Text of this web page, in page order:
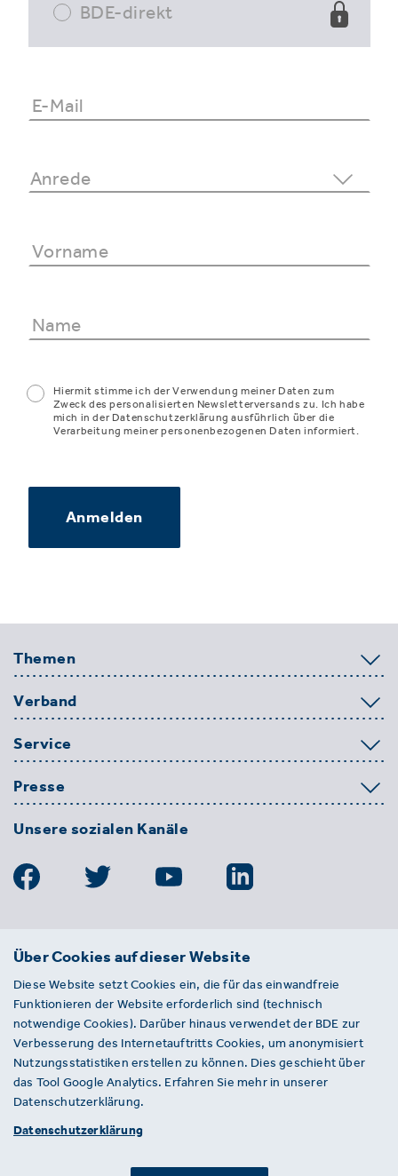
BDE-direkt
Hiermit stimme ich der Verwendung meiner Daten zum
Zweck des personalisierten Newsletterversands zu. Ich habe
mich in der Datenschutzerklärung ausführlich über die
Verarbeitung meiner personenbezogenen Daten informiert.
Anmelden
Themen
Verband
Service
Presse
Unsere sozialen Kanäle
BDE
Entsorgungs-, Wasser- und
Kreislaufwirtschaft e. V.
Von-der-Heydt-Straße 2
D 10785 Berlin
Sie haben einen Fehler auf unserer Website
gefunden? Ihnen ist ein defekter Link
aufgefallen? Wir freuen uns über Ihren
Über Cookies auf dieser Website
Diese Website setzt Cookies ein, die für das einwandfreie
Funktionieren der Website erforderlich sind (technisch
notwendige Cookies). Darüber hinaus verwendet der BDE zur
Verbesserung des Internetauftritts Cookies, um anonymisiert
Nutzungsstatistiken erstellen zu können. Dies geschieht über
das Tool Google Analytics. Erfahren Sie mehr in unserer
Datenschutzerklärung.
Datenschutzerklärung